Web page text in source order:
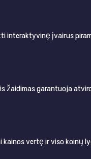
interaktyvinę įvairus
žaidimas garantuoja
vertę ir viso koinų